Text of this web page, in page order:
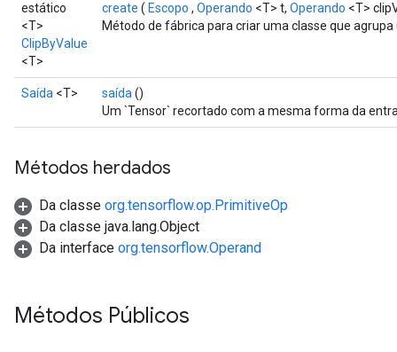
estático
<T>
ClipByValue
<T>
create ( Escopo , Operando <T> t, Operando <T>
Método de fábrica para criar uma classe que
Saída <T> saída ()
Um `Tensor` recortado com a mesma forma da
Métodos herdados
Da classe org.tensorflow.op.PrimitiveOp
Da classe java.lang.Object
Da interface org.tensorflow.Operand
Métodos Públicos